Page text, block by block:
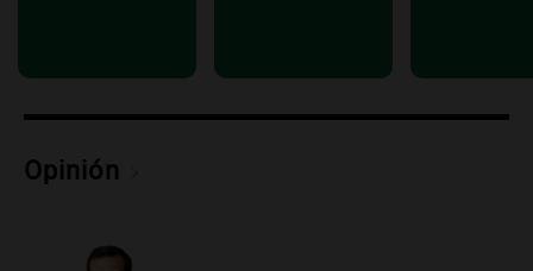
Luis Juez cuestionó la polémica
relato mentiroso"
Episodios
Opinión